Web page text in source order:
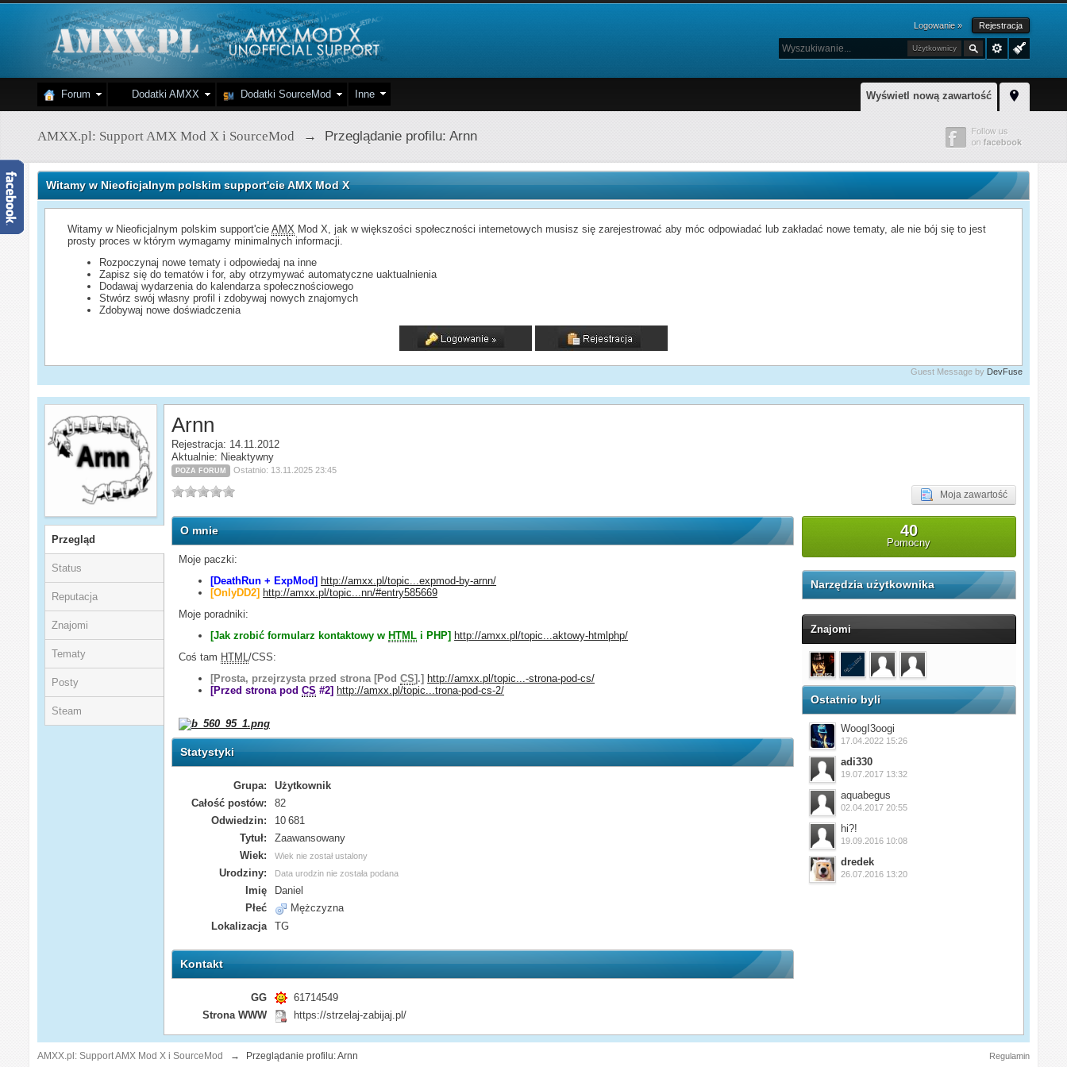
Logowanie » Rejestracja
Użytkownicy
Wyświetl nową zawartość
Forum Dodatki AMXX Dodatki SourceMod Inne
AMXX.pl: Support AMX Mod X i SourceMod → Przeglądanie profilu: Arnn
Witamy w Nieoficjalnym polskim support'cie AMX Mod X
Witamy w Nieoficjalnym polskim support'cieAMX Mod X, jak w większości społeczności internetowych musisz się zarejestrować aby móc odpowiadać lub zakładać nowe tematy, ale nie bój się to jest
prosty proces w którym wymagamy minimalnych informacji.
Rozpoczynaj nowe tematy i odpowiedaj na inne
Zapisz się do tematów i for, aby otrzymywać automatyczne uaktualnienia
Dodawaj wydarzenia do kalendarza społecznościowego
Stwórz swój własny profil i zdobywaj nowych znajomych
Zdobywaj nowe doświadczenia
Guest Message by DevFuse
Przegląd
Status
Reputacja
Znajomi
Tematy
Posty
Steam
Arnn
Rejestracja: 14.11.2012
Aktualnie: Nieaktywny
POZA FORUM Ostatnio: 13.11.2025 23:45
Moja zawartość
O mnie
Moje paczki:
[DeathRun + ExpMod] http://amxx.pl/topic...expmod-by-arnn/
[OnlyDD2] http://amxx.pl/topic...nn/#entry585669
Moje poradniki:
[Jak zrobić formularz kontaktowy wHTML i PHP] http://amxx.pl/topic...aktowy-htmlphp/
Coś tam HTML/CSS:
[Prosta, przejrzysta przed strona [PodCS].] http://amxx.pl/topic...-strona-pod-cs/
[Przed strona podCS #2] http://amxx.pl/topic...trona-pod-cs-2/
Statystyki
Grupa:
Użytkownik
Całość postów:
82
Odwiedzin:
10 681
Tytuł:
Zaawansowany
Wiek:
Wiek nie został ustalony
Urodziny: Data urodzin nie została podana
Imię
Daniel
Płeć
Mężczyzna
Lokalizacja
TG
Kontakt
GG
61714549
Strona WWW
https://strzelaj-zabijaj.pl/
40
Pomocny
Narzędzia użytkownika
Znajomi
Ostatnio byli
WoogI3oogi
17.04.2022 15:26
adi330
19.07.2017 13:32
aquabegus
02.04.2017 20:55
hi?!
19.09.2016 10:08
dredek
26.07.2016 13:20
AMXX.pl: Support AMX Mod X i SourceMod → Przeglądanie profilu: Arnn Regulamin